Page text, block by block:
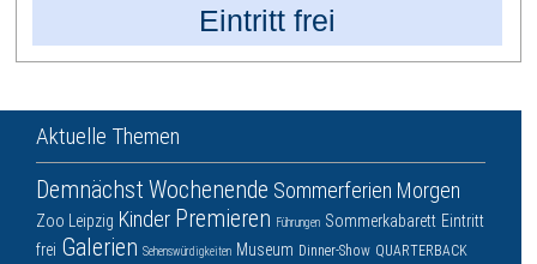
Eintritt frei
Aktuelle Themen
Demnächst Wochenende Sommerferien Morgen
Zoo Leipzig Kinder Premieren Führungen Sommerkabarett Eintritt
frei Galerien Sehenswürdigkeiten Museum Dinner-Show QUARTERBACK